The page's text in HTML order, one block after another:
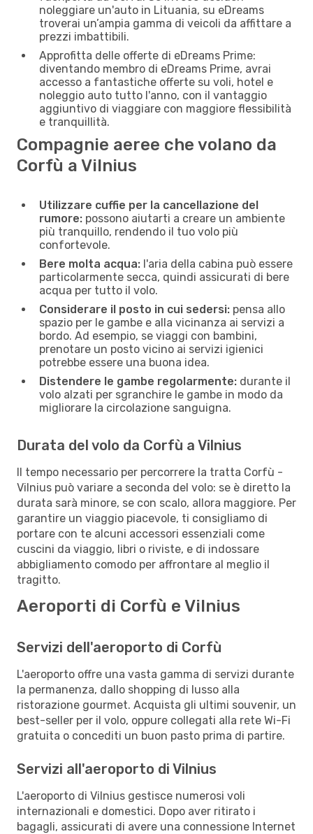
noleggiare un'auto in Lituania, su eDreams
troverai un’ampia gamma di veicoli da affittare a
prezzi imbattibili.
Approfitta delle offerte di eDreams Prime:
diventando membro di eDreams Prime, avrai
accesso a fantastiche offerte su voli, hotel e
noleggio auto tutto l'anno, con il vantaggio
aggiuntivo di viaggiare con maggiore flessibilità
e tranquillità.
Compagnie aeree che volano da
Corfù a Vilnius
Utilizzare cuffie per la cancellazione del
rumore: possono aiutarti a creare un ambiente
più tranquillo, rendendo il tuo volo più
confortevole.
Bere molta acqua: l'aria della cabina può essere
particolarmente secca, quindi assicurati di bere
acqua per tutto il volo.
Considerare il posto in cui sedersi: pensa allo
spazio per le gambe e alla vicinanza ai servizi a
bordo. Ad esempio, se viaggi con bambini,
prenotare un posto vicino ai servizi igienici
potrebbe essere una buona idea.
Distendere le gambe regolarmente: durante il
volo alzati per sgranchire le gambe in modo da
migliorare la circolazione sanguigna.
Durata del volo da Corfù a Vilnius
Il tempo necessario per percorrere la tratta Corfù -
Vilnius può variare a seconda del volo: se è diretto la
durata sarà minore, se con scalo, allora maggiore. Per
garantire un viaggio piacevole, ti consigliamo di
portare con te alcuni accessori essenziali come
cuscini da viaggio, libri o riviste, e di indossare
abbigliamento comodo per affrontare al meglio il
tragitto.
Aeroporti di Corfù e Vilnius
Servizi dell'aeroporto di Corfù
L'aeroporto offre una vasta gamma di servizi durante
la permanenza, dallo shopping di lusso alla
ristorazione gourmet. Acquista gli ultimi souvenir, un
best-seller per il volo, oppure collegati alla rete Wi-Fi
gratuita o concediti un buon pasto prima di partire.
Servizi all'aeroporto di Vilnius
L'aeroporto di Vilnius gestisce numerosi voli
internazionali e domestici. Dopo aver ritirato i
bagagli, assicurati di avere una connessione Internet